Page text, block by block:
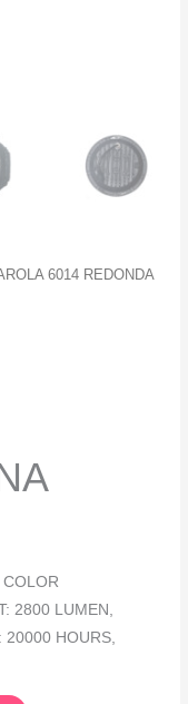
6014 REDONDA
2800 LUMEN,
20000 HOURS,